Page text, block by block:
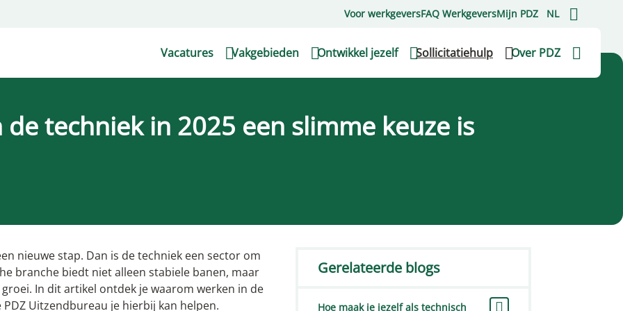
Voor werkgeversFAQ WerkgeversMijn PDZ NL
Vacatures Vakgebieden Ontwikkel jezelf Sollicitatiehulp Over PDZ
techniek in 2025 een slimme keuze is
nieuwe stap. Dan is de techniek een sector om
branche biedt niet alleen stabiele banen, maar
In dit artikel ontdek je waarom werken in de
Uitzendbureau je hierbij kan helpen.
Gerelateerde blogs
Hoe maak je jezelf als technisch